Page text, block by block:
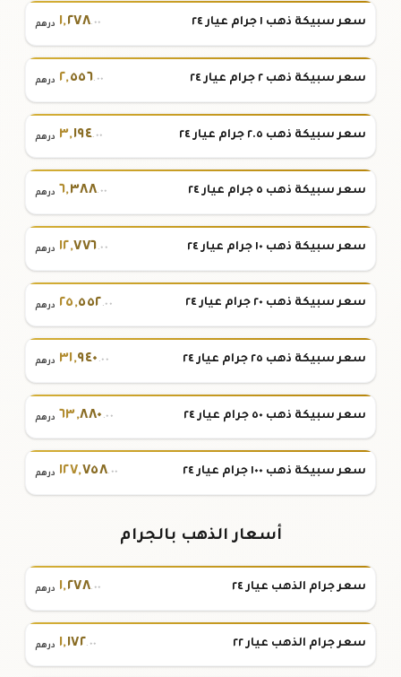
سعر سبيكة ذهب ١ جرام عيار ٢٤ ١,٢٧٨.٠٠ درهم
سعر سبيكة ذهب ٢ جرام عيار ٢٤ ٢,٥٥٦.٠٠ درهم
سعر سبيكة ذهب ٢.٥ جرام عيار ٢٤ ٣,١٩٤.٠٠ درهم
سعر سبيكة ذهب ٥ جرام عيار ٢٤ ٦,٣٨٨.٠٠ درهم
سعر سبيكة ذهب ١٠ جرام عيار ٢٤ ١٢,٧٧٦.٠٠ درهم
سعر سبيكة ذهب ٢٠ جرام عيار ٢٤ ٢٥,٥٥٢.٠٠ درهم
سعر سبيكة ذهب ٢٥ جرام عيار ٢٤ ٣١,٩٤٠ .٠٠ درهم
سعر سبيكة ذهب ٥٠ جرام عيار ٢٤ ٦٣,٨٨٠ .٠٠ درهم
سعر سبيكة ذهب ١٠٠ جرام عيار ٢٤ ١٢٧,٧٥٨.٠٠ درهم
أسعار الذهب بالجرام
سعر جرام الذهب عيار ٢٤ ١,٢٧٨.٠٠ درهم
سعر جرام الذهب عيار ٢٢ ١,١٧٢.٠٠ درهم